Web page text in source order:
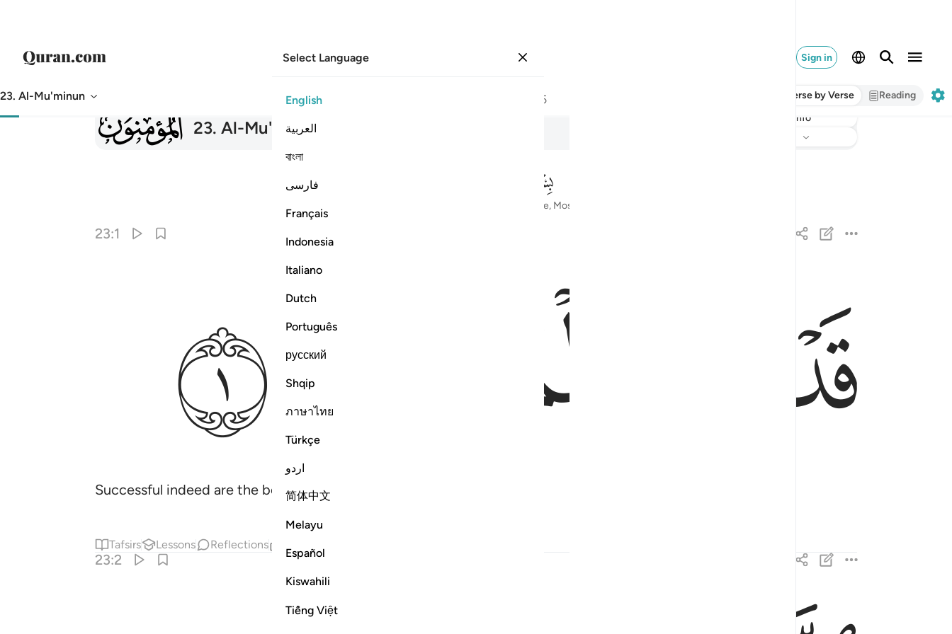
Sign in
Select Language
English
العربية
বাংলা
فارسی
Français
Indonesia
Italiano
Dutch
Português
русский
Shqip
ภาษาไทย
Türkçe
اردو
简体中文
Melayu
Español
Kiswahili
Tiếng Việt
23. Al-Mu'minun 35 Verse by Verse Reading
023 23.Al-Mu'minun
Info
In the Name of Allah—the Most Compassionate, Most Merciful
23:1
ﱁ ﱃﱄ
Successful indeed are the believers:
Tafsirs Lessons Reflections
23:2
الذين هم في صلاتهم خاشعون ٢
ٱلَّذِينَ هُمْ فِى صَلَاتِهِمْ خَـٰشِعُونَ ٢